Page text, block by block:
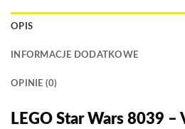
OPIS
INFORMACJE DODATKOWE
OPINIE (0)
LEGO Star Wars 8039 –